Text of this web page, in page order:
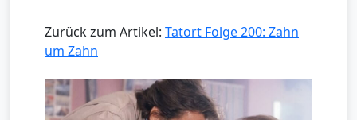
Zurück zum Artikel: Tatort Folge 200: Zahn
um Zahn